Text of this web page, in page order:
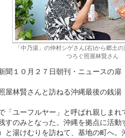
「中乃湯」の仲村シゲさん(右)から郷土
つろぐ照屋林賢さん
聞１０月２７日朝刊・ニュースの扉
賢さんと訪ねる沖縄最後の銭湯
「ユーフルヤー」と呼ばれ親しまれ
すのみとなった。沖縄を拠点に活
）と湯けむりを訪ねて、基地の町へ